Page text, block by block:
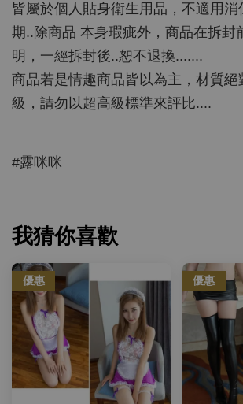
皆屬於個人貼身衛生用品，不適用消
期..除商品 本身瑕疵外，商品在拆封
明，一經拆封後..恕不退換.......
商品若是情趣商品皆以為主，材質絕
級，請勿以超高級標準來評比....
#露咪咪
我猜你喜歡
優惠 優惠